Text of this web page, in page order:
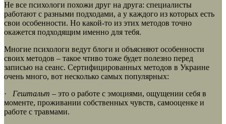
Не все психологи похожи друг на друга: специалисты
работают с разными подходами, а у каждого из которых есть
свои особенности. Но какой-то из этих методов точно
окажется подходящим именно для тебя.
Многие психологи ведут блоги и объясняют особенности
своих методов – такое чтиво тоже будет полезно перед
записью на сеанс. Сертифицированных методов в Украине
очень много, вот несколько самых популярных:
· Гештальт – это о работе с эмоциями, ощущении себя в
моменте, проживании собственных чувств, самооценке и
работе с травмами.